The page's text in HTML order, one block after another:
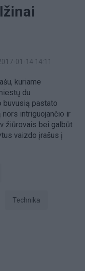
01-14 14:11
kuriame
du
buvusią pastato
intriguojančio ir
žiūrovais bei galbūt
vaizdo įrašus į
technika